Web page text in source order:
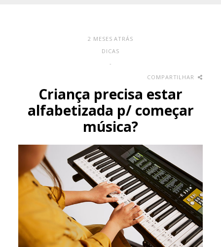
2 MESES ATRÁS
DICAS
-
COMPARTILHAR
Criança precisa estar
alfabetizada p/ começar
música?